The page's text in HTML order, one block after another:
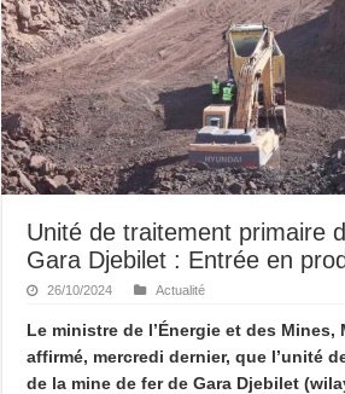
Unité de traitement primaire
Gara Djebilet : Entrée en
26/10/2024 Actualité
Le ministre de l’Énergie et des Mines,
affirmé, mercredi dernier, que l’unité
de la mine de fer de Gara Djebilet